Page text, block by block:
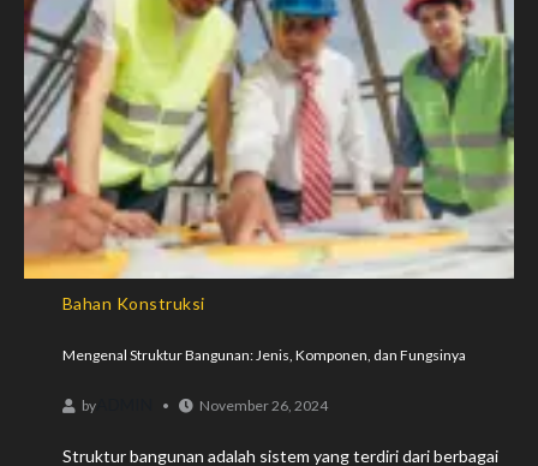
Bahan Konstruksi
Mengenal Struktur Bangunan: Jenis, Komponen, dan Fungsinya
by November 26, 2024
Struktur bangunan adalah sistem yang terdiri dari berbagai